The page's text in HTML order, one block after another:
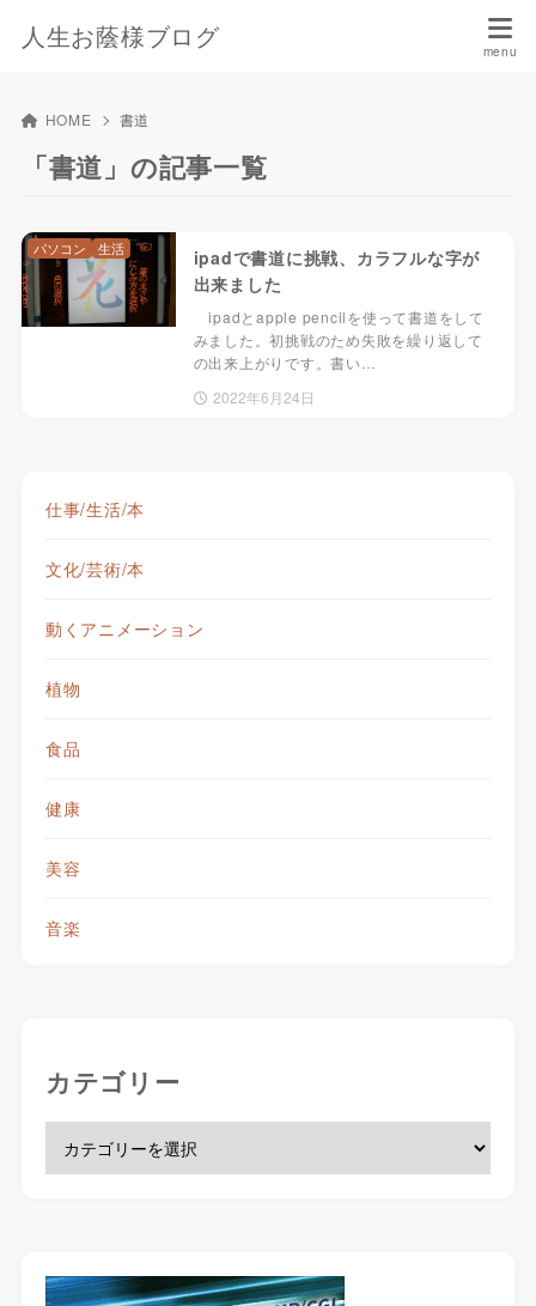
人生お蔭様ブログ
HOME 書道
「書道」の記事一覧
ipadで書道に挑戦、カラフルな字が
出来ました
ipadとapple pencilを使って書道をして
みました。初挑戦のため失敗を繰り返して
の出来上がりです。書い…
2022年6月24日
パソコン 生活
仕事/生活/本
文化/芸術/本
動くアニメーション
植物
食品
健康
美容
音楽
カテゴリー